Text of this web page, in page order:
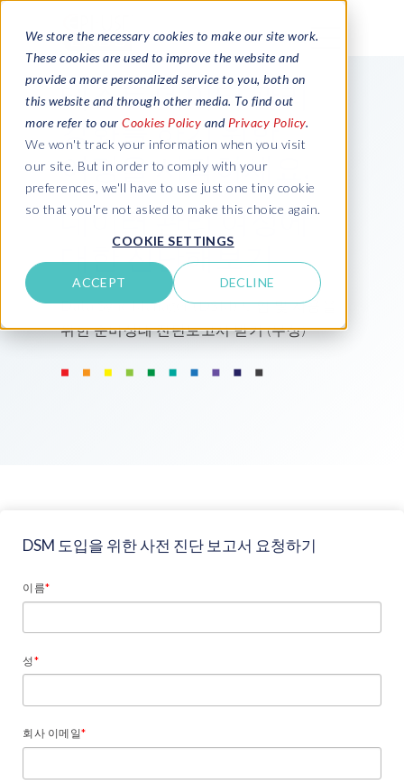
We store the necessary cookies to make our site work.
These cookies are used to improve the website and
provide a more personalized service to you, both on
this website and through other media. To find out
more refer to our Cookies Policy and Privacy Policy.
We won't track your information when you visit
our site. But in order to comply with your
preferences, we'll have to use just one tiny cookie
so that you're not asked to make this choice again.
COOKIE SETTINGS
ACCEPT DECLINE
테스트 데이터 관리
강화를 하기 위한
여정을 시작하세요.
데이터 관리 여정에
대한 진단해보기
Data Sync Manager (DSM) 도입 및 사용을
위한 준비상태 진단보고서 받기 (무상)
DSM 도입을 위한 사전 진단 보고서 요청하기
이름*
성*
회사 이메일*